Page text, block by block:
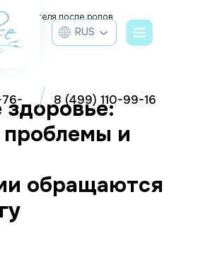
8 (499) 110-99-16
RUS
Кегеля после родов
и
обращаются